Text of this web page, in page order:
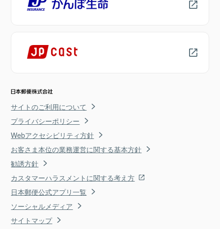
サイトのご利用について
プライバシーポリシー
Webアクセシビリティ方針
お客さま本位の業務運営に関する基本方針
勧誘方針
カスタマーハラスメントに関する考え方
日本郵便公式アプリ一覧
ソーシャルメディア
サイトマップ